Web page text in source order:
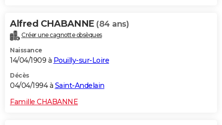
Alfred CHABANNE (84 ans)
Créer une cagnotte obsèques
Naissance
14/04/1909 à Pouilly-sur-Loire
Décès
04/04/1994 à Saint-Andelain
Famille CHABANNE